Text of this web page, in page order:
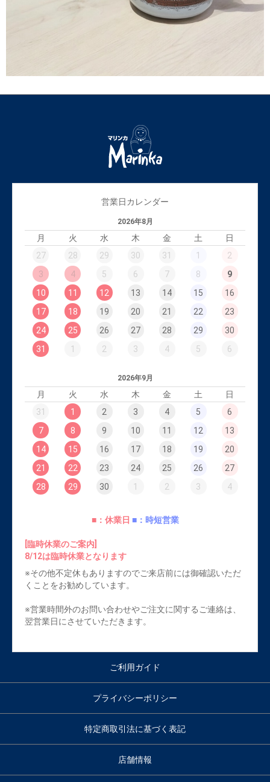
営業日カレンダー
2026年8月
月 火 水 木 金 土
日
27
28 29 30 31 1
2
3
4 5 6 7 8
9
10
11 12 13 14 15
16
17
18 19 20 21 22
23
24
25 26 27 28 29
30
31
1 2 3 4 5 6
2026年9月
月 火 水 木 金 土
日
31
1 2 3 4 5
6
7
8 9 10 11 12
13
14
15 16 17 18 19
20
21
22 23 24 25 26
27
28
29 30 1 2 3 4
■：休業日 ■：時短営業
[臨時休業のご案内]
8/12は臨時休業となります
※その他不定休もありますのでご来店前には御確認いただ
くことをお勧めしています。
※営業時間外のお問い合わせやご注文に関するご連絡は、
翌営業日にさせていただきます。
ご利用ガイド
プライバシーポリシー
特定商取引法に基づく表記
店舗情報